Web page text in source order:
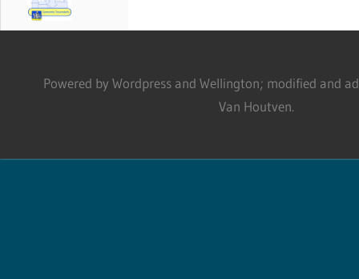
Powered by Wordpress and Wellington; modified and
Van Houtven.